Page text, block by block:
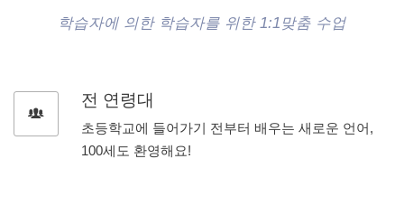
학습자에 의한 학습자를 위한 1:1맞춤 수업
전 연령대
초등학교에 들어가기 전부터 배우는 새로운 언어,
100세도 환영해요!